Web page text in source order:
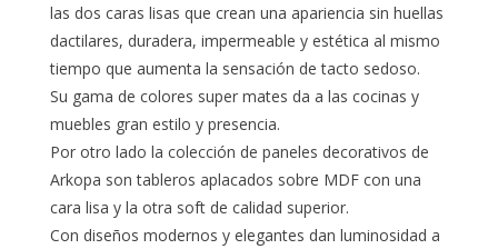
las dos caras lisas que crean una apariencia sin huellas
dactilares, duradera, impermeable y estética al mismo
tiempo que aumenta la sensación de tacto sedoso.
Su gama de colores super mates da a las cocinas y
muebles gran estilo y presencia.
Por otro lado la colección de paneles decorativos de
Arkopa son tableros aplacados sobre MDF con una
cara lisa y la otra soft de calidad superior.
Con diseños modernos y elegantes dan luminosidad a